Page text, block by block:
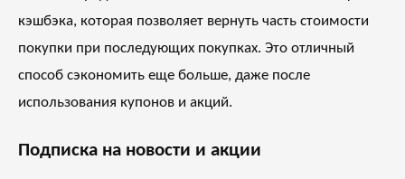
кэшбэка, которая позволяет вернуть часть стоимости
покупки при последующих покупках. Это отличный
способ сэкономить еще больше, даже после
использования купонов и акций.
Подписка на новости и акции